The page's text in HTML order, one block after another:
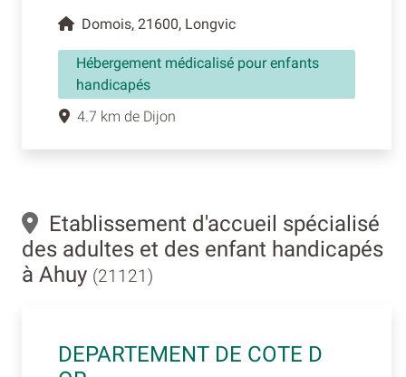
Domois, 21600, Longvic
Hébergement médicalisé pour enfants
handicapés
4.7 km de Dijon
Etablissement d'accueil spécialisé
des adultes et des enfant handicapés
à Ahuy (21121)
DEPARTEMENT DE COTE D